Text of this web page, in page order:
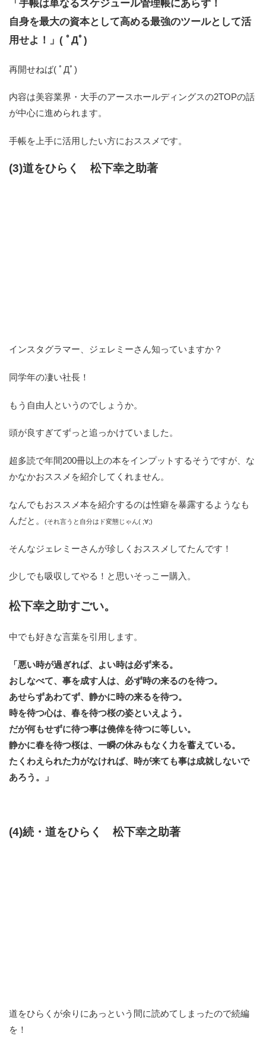
「手帳は単なるスケジュール管理帳にあらず！
自身を最大の資本として高める最強のツールとして活
用せよ！」( ﾟДﾟ)
再開せねば( ﾟДﾟ)
内容は美容業界・大手のアースホールディングスの2TOPの話
が中心に進められます。
手帳を上手に活用したい方におススメです。
(3)道をひらく 松下幸之助著
インスタグラマー、ジェレミーさん知っていますか？
同学年の凄い社長！
もう自由人というのでしょうか。
頭が良すぎてずっと追っかけていました。
超多読で年間200冊以上の本をインプットするそうですが、な
かなかおススメを紹介してくれません。
なんでもおススメ本を紹介するのは性癖を暴露するようなも
んだと。
(それ言うと自分はド変態じゃん( ;∀;)
そんなジェレミーさんが珍しくおススメしてたんです！
少しでも吸収してやる！と思いそっこー購入。
松下幸之助すごい。
中でも好きな言葉を引用します。
「悪い時が過ぎれば、よい時は必ず来る。
おしなべて、事を成す人は、必ず時の来るのを待つ。
あせらずあわてず、静かに時の来るを待つ。
時を待つ心は、春を待つ桜の姿といえよう。
だが何もせずに待つ事は僥倖を待つに等しい。
静かに春を待つ桜は、一瞬の休みもなく力を蓄えている。
たくわえられた力がなければ、時が来ても事は成就しないで
あろう。」
(4)続・道をひらく 松下幸之助著
道をひらくが余りにあっという間に読めてしまったので続編
を！